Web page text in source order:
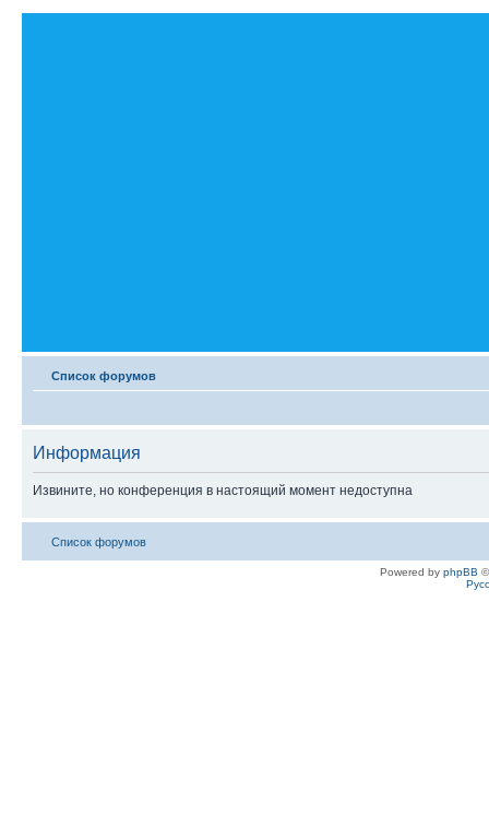
Список форумов
Информация
Извините, но конференция в настоящий момент недоступна
Список форумов
Powered by phpBB